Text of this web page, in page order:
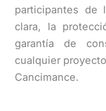
participantes de
clara, la
garantía de
cualquier
Cancimance.